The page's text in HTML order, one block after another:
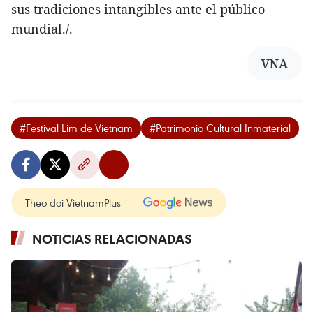
sus tradiciones intangibles ante el público
mundial./.
VNA
#Festival Lim de Vietnam #Patrimonio Cultural Inmaterial
Theo dõi VietnamPlus
NOTICIAS RELACIONADAS